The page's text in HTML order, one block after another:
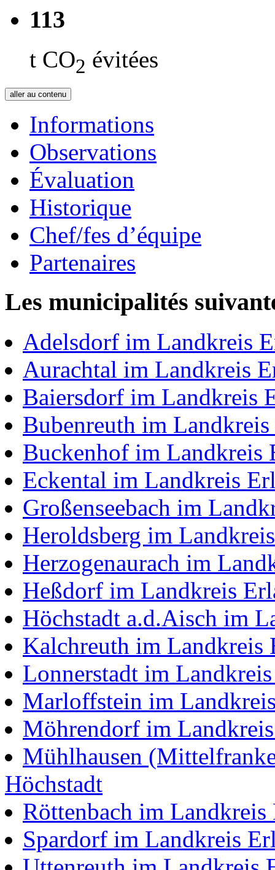
113
t CO2 évitées
aller au contenu
Informations
Observations
Évaluation
Historique
Chef/fes d’équipe
Partenaires
Les municipalités
Adelsdorf im Landkreis
Aurachtal im Landkreis
Baiersdorf im Landkreis
Bubenreuth im
Buckenhof im Landkreis
Eckental im Landkreis
Großenseebach im
Heroldsberg im
Herzogenaurach im
Heßdorf im Landkreis
Höchstadt a.d.Aisch im
Kalchreuth im Landkreis
Lonnerstadt im
Marloffstein im
Möhrendorf im
Mühlhausen
Höchstadt
Röttenbach im
Spardorf im Landkreis